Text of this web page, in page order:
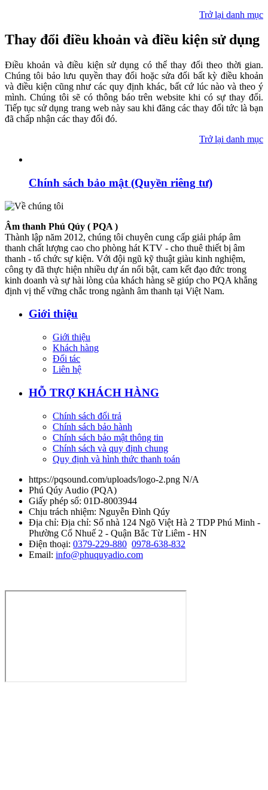
Trở lại danh mục
Thay đổi điều khoản và điều kiện sử dụng
Điều khoản và điều kiện sử dụng có thể thay đổi theo thời gian.
Chúng tôi bảo lưu quyền thay đổi hoặc sửa đổi bất kỳ điều khoản
và điều kiện cũng như các quy định khác, bất cứ lúc nào và theo ý
mình. Chúng tôi sẽ có thông báo trên website khi có sự thay đổi.
Tiếp tục sử dụng trang web này sau khi đăng các thay đổi tức là bạn
đã chấp nhận các thay đổi đó.
Trở lại danh mục
Chính sách bảo mật (Quyền riêng tư)
Âm thanh Phú Qúy ( PQA )
Thành lập năm 2012, chúng tôi chuyên cung cấp giải pháp âm
thanh chất lượng cao cho phòng hát KTV - cho thuê thiết bị âm
thanh - tổ chức sự kiện. Với đội ngũ kỹ thuật giàu kinh nghiệm,
công ty đã thực hiện nhiều dự án nổi bật, cam kết đạo đức trong
kinh doanh và sự hài lòng của khách hàng sẽ giúp cho PQA khẳng
định vị thế vững chắc trong ngành âm thanh tại Việt Nam.
Giới thiệu
Giới thiệu
Khách hàng
Đối tác
Liên hệ
HỖ TRỢ KHÁCH HÀNG
Chính sách đổi trả
Chính sách bảo hành
Chính sách bảo mật thông tin
Chính sách và quy định chung
Quy định và hình thức thanh toán
https://pqsound.com/uploads/logo-2.png N/A
Phú Qúy Audio (PQA)
Giấy phép số: 01D-8003944
Chịu trách nhiệm: Nguyễn Đình Qúy
Địa chỉ: Địa chỉ: Số nhà 124 Ngõ Việt Hà 2 TDP Phú Minh -
Phường Cổ Nhuế 2 - Quận Bắc Từ Liêm - HN
Điện thoại: 0379-229-880 0978-638-832
Email: info@phuquyadio.com